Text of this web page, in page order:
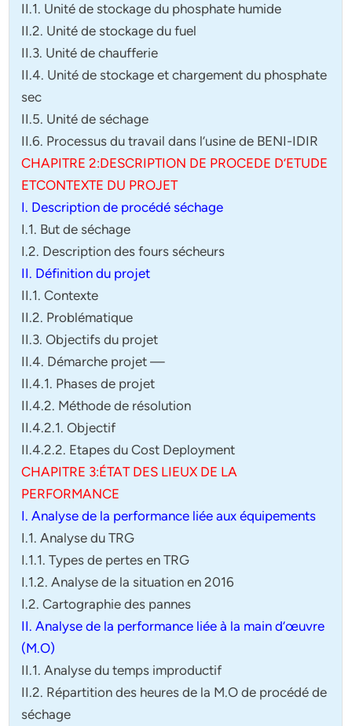
II.1. Unité de stockage du phosphate humide
II.2. Unité de stockage du fuel
II.3. Unité de chaufferie
II.4. Unité de stockage et chargement du phosphate
sec
II.5. Unité de séchage
II.6. Processus du travail dans l’usine de BENI-IDIR
CHAPITRE 2:DESCRIPTION DE PROCEDE D’ETUDE
ETCONTEXTE DU PROJET
I. Description de procédé séchage
I.1. But de séchage
I.2. Description des fours sécheurs
II. Définition du projet
II.1. Contexte
II.2. Problématique
II.3. Objectifs du projet
II.4. Démarche projet —
II.4.1. Phases de projet
II.4.2. Méthode de résolution
II.4.2.1. Objectif
II.4.2.2. Etapes du Cost Deployment
CHAPITRE 3:ÉTAT DES LIEUX DE LA
PERFORMANCE
I. Analyse de la performance liée aux équipements
I.1. Analyse du TRG
I.1.1. Types de pertes en TRG
I.1.2. Analyse de la situation en 2016
I.2. Cartographie des pannes
II. Analyse de la performance liée à la main d’œuvre
(M.O)
II.1. Analyse du temps improductif
II.2. Répartition des heures de la M.O de procédé de
séchage